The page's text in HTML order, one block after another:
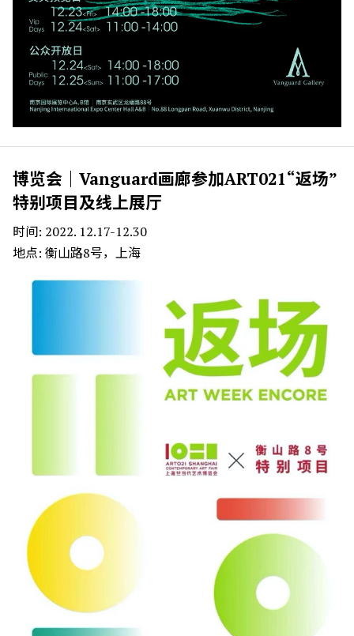
博览会｜Vanguard画廊参加ART021“返场”
特别项目及线上展厅
时间: 2022. 12.17-12.30
地点: 衡山路8号，上海